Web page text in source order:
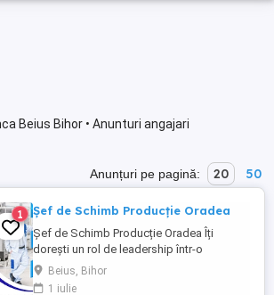
Beius Bihor • Anunturi angajari
Anunțuri pe pagină: 20 50
1 Șef de Schimb Producție Oradea
Șef de Schimb Producție Oradea Îți
dorești un rol de leadership într-o
companie internațională din industria
automotive? Suntem în căutarea unui Șef
Beius, Bihor
1 iulie